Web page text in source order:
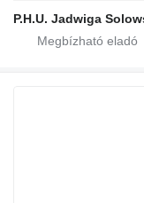
P.H.U. Jadwiga